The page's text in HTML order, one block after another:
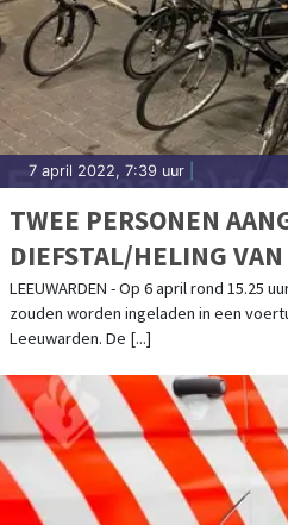
7 april 2022, 7:39 uur
TWEE PERSONEN
DIEFSTAL/HELING
LEEUWARDEN - Op 6 april rond 15.25
zouden worden ingeladen in een
Leeuwarden. De [...]